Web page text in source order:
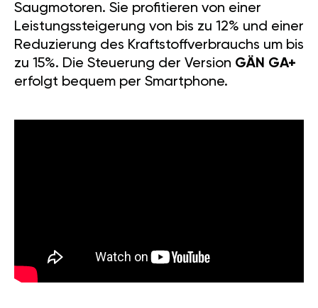
Saugmotoren. Sie profitieren von einer
Leistungssteigerung von bis zu 12% und einer
Reduzierung des Kraftstoffverbrauchs um bis
zu 15%. Die Steuerung der Version GÄN GA+
erfolgt bequem per Smartphone.